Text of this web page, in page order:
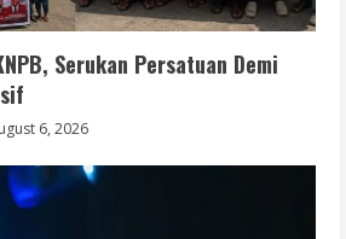
Serukan Persatuan Demi
6, 2026